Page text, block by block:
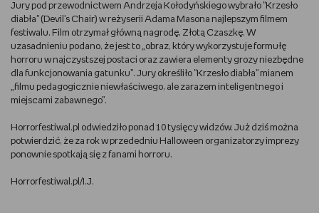
MAM ZWIERZĘTA
PASJE DZIECKA
GRAM
RYSUJĘ
Jury pod przewodnictwem Andrzeja Kołodyńskiego wybrało "Krzesło
diabła" (Devil's Chair) w reżyserii Adama Masona najlepszym filmem
festiwalu. Film otrzymał główną nagrodę, Złotą Czaszkę. W
uzasadnieniu podano, że jest to „obraz, który wykorzystuje formułę
horroru w najczystszej postaci oraz zawiera elementy grozy niezbędne
dla funkcjonowania gatunku”. Jury określiło "Krzesło diabła" mianem
„filmu pedagogicznie niewłaściwego, ale zarazem inteligentnego i
miejscami zabawnego”.
Horrorfestiwal.pl odwiedziło ponad 10 tysięcy widzów. Już dziś można
potwierdzić, że za rok w przededniu Halloween organizatorzy imprezy
ponownie spotkają się z fanami horroru.
Horrorfestiwal.pl/I.J.